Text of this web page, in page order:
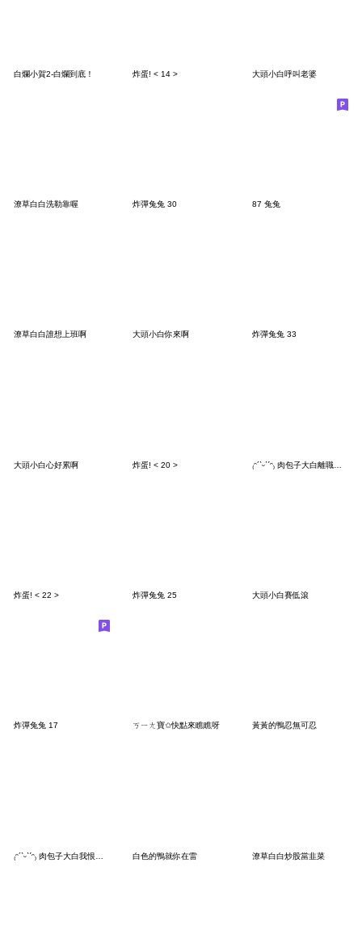
白爛小賀2-白爛到底！ 炸蛋! < 14 > 大頭小白呼叫老婆
潦草白白洗勒靠喔 炸彈兔兔 30 87 兔兔
潦草白白誰想上班啊 大頭小白你來啊 炸彈兔兔 33
大頭小白心好累啊 炸蛋! < 20 > ₍ᵔ´ˋᵕˋˊᵔ₎ 肉包子大白離職了沒
炸蛋! < 22 > 炸彈兔兔 25 大頭小白賽低滾
炸彈兔兔 17 ㄎㄧㄤ寶✩快點來瞧瞧呀 黃黃的鴨忍無可忍
白色的鴨就你在雷 潦草白白炒股當韭菜